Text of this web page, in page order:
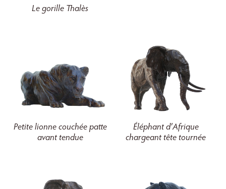
Le gorille Thalès
Petite lionne couchée patte
avant tendue
Éléphant d’Afrique
chargeant tête tournée